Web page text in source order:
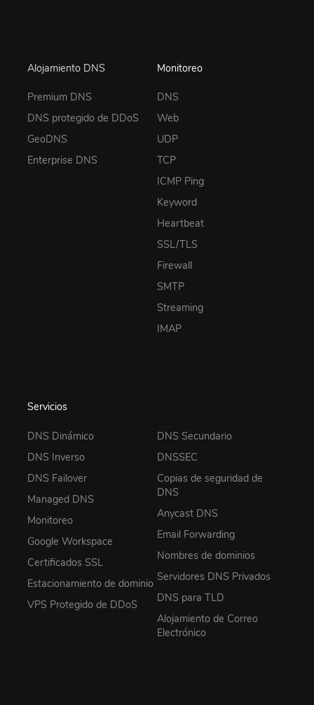
Alojamiento DNS
Premium DNS
DNS protegido de DDoS
GeoDNS
Enterprise DNS
Monitoreo
DNS
Web
UDP
TCP
ICMP Ping
Keyword
Heartbeat
SSL/TLS
Firewall
SMTP
Streaming
IMAP
Servicios
DNS Dinámico
DNS Inverso
DNS Failover
Managed DNS
Monitoreo
Google Workspace
Certificados SSL
Estacionamiento de dominio
VPS Protegido de DDoS
DNS Secundario
DNSSEC
Copias de seguridad de
DNS
Anycast DNS
Email Forwarding
Nombres de dominios
Servidores DNS Privados
DNS para TLD
Alojamiento de Correo
Electrónico